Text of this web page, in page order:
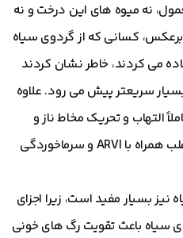
نه میوه های این درخت و نه
کسانی که از گردوی سیاه
می کردند، خاطر نشان کردند
سریعتر پیش می رود. علاوه
التهاب و تحریک مخاط ناز و
فارنکس را کاهش می دهد، که اغلب همراه با ARVI و سرماخوردگی
بسیار مفید است، زیرا اجزای
باعث تقویت رگ های خونی